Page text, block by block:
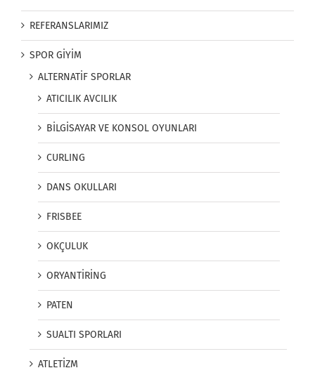
REFERANSLARIMIZ
SPOR GİYİM
ALTERNATİF SPORLAR
ATICILIK AVCILIK
BİLGİSAYAR VE KONSOL OYUNLARI
CURLING
DANS OKULLARI
FRISBEE
OKÇULUK
ORYANTİRİNG
PATEN
SUALTI SPORLARI
ATLETİZM